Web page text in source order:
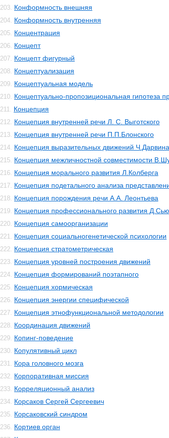
203. Конформность внешняя
204. Конформность внутренняя
205. Концентрация
206. Концепт
207. Концепт фигурный
208. Концептуализация
209. Концептуальная модель
210. Концептуально-пропозициональная гипотеза
211. Концепция
212. Концепция внутренней речи Л. С. Выготского
213. Концепция внутренней речи П.П.Блонского
214. Концепция выразительных движений Ч.Дарвина
215. Концепция межличностной совместимости
216. Концепция морального развития Л.Колберга
217. Концепция подетального анализа
218. Концепция порождения речи А.А. Леонтьева
219. Концепция профессионального развития
220. Концепция самоорганизации
221. Концепция социальногенетической психологии
222. Концепция стратометрическая
223. Концепция уровней построения движений
224. Концепция формирований поэтапного
225. Концепция хормическая
226. Концепция энергии специфической
227. Концепция этнофункциональной методологии
228. Координация движений
229. Копинг-поведение
230. Копулятивный цикл
231. Кора головного мозга
232. Корпоративная миссия
233. Корреляционный анализ
234. Корсаков Сергей Сергеевич
235. Корсаковский синдром
236. Кортиев орган